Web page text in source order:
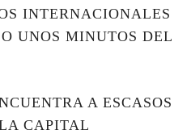
INTERNACIONALES
UNOS MINUTOS DEL
A ESCASOS
CAPITAL